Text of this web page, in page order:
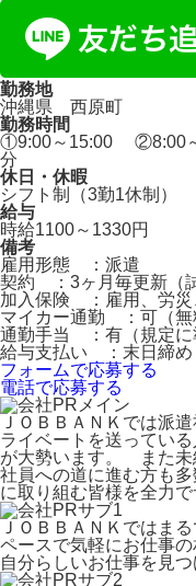
勤務地
沖縄県 西原町
勤務時間
①9:00～15:00 ②8:00
分
休日・休暇
シフト制（3勤1休制）
給与
時給1100～1330円
備考
雇用形態 ：派遣
契約 ：3ヶ月毎更新（
加入保険 ：雇用、労災
マイカー通勤 ：可（無
通勤手当 ：有（規定に
給与支払い ：末日締
フォームで応募する
電話で応募する
ＪＯＢＢＡＮＫでは派
ライベートを送ってい
が大勢います。 また未
社員への道に進む方も
に取り組む皆様を全力で
ＪＯＢＢＡＮＫではま
ペースで気軽にお仕事
自分らしいお仕事を見つ